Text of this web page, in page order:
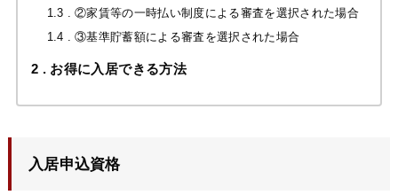
1.3
②家賃等の一時払い制度による審査を選択された場合
1.4
③基準貯蓄額による審査を選択された場合
2 お得に入居できる方法
入居申込資格